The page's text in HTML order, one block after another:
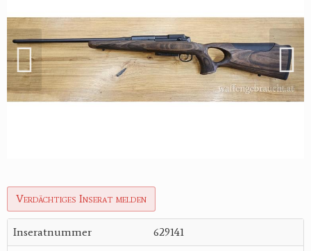
Verdächtiges Inserat melden
Inseratnummer 629141